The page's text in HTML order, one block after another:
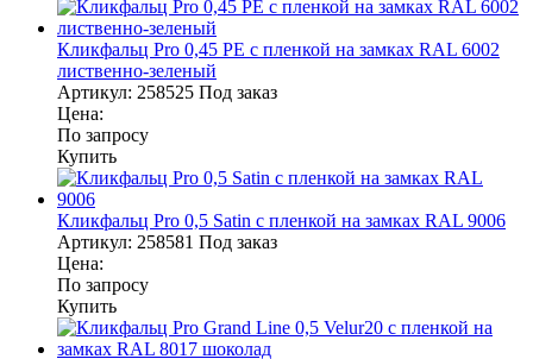
Кликфальц Pro 0,45 PE с пленкой на замках RAL 6002
лиственно-зеленый
Артикул: 258525 Под заказ
Цена:
По запросу
Купить
Кликфальц Pro 0,5 Satin с пленкой на замках RAL 9006
Артикул: 258581 Под заказ
Цена:
По запросу
Купить